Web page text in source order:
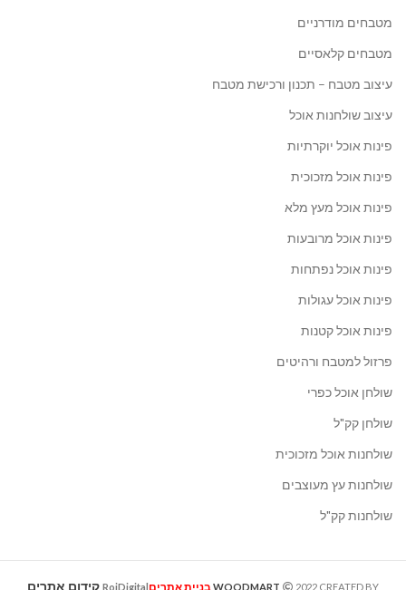
מטבחים מודרניים
מטבחים קלאסיים
עיצוב מטבח – תכנון ורכישת מטבח
עיצוב שולחנות אוכל
פינות אוכל יוקרתיות
פינות אוכל מזכוכית
פינות אוכל מעץ מלא
פינות אוכל מרובעות
פינות אוכל נפתחות
פינות אוכל עגולות
פינות אוכל קטנות
פרזול למטבח ורהיטים
שולחן אוכל כפרי
שולחן קק"ל
שולחנות אוכל מזכוכית
שולחנות עץ מעוצבים
שולחנות קק"ל
WOODMART 2022 CREATED BY בניית אתריםRoiDigital קידום אתרים